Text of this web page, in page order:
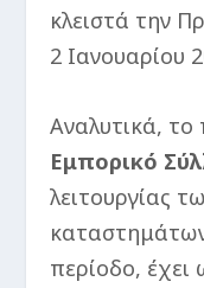
κλειστά την
2 Ιανουαρίου
Αναλυτικά,
Εμπορικό
λειτουργίας
περίοδο, έχει